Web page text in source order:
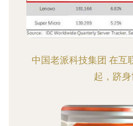
中国老派科技集团 在互
起，跻